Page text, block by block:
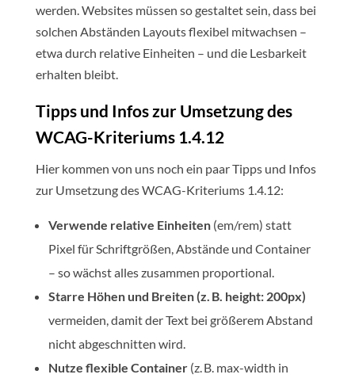
werden. Websites müssen so gestaltet sein, dass bei
solchen Abständen Layouts flexibel mitwachsen –
etwa durch relative Einheiten – und die Lesbarkeit
erhalten bleibt.
Tipps und Infos zur Umsetzung des
WCAG-Kriteriums 1.4.12
Hier kommen von uns noch ein paar Tipps und Infos
zur Umsetzung des WCAG-Kriteriums 1.4.12:
Verwende relative Einheiten(em/rem) statt
Pixel für Schriftgrößen, Abstände und Container
– so wächst alles zusammen proportional.
Starre Höhen und Breiten (z. B. height: 200px)
vermeiden, damit der Text bei größerem Abstand
nicht abgeschnitten wird.
Nutze flexible Container(z. B. max-width in